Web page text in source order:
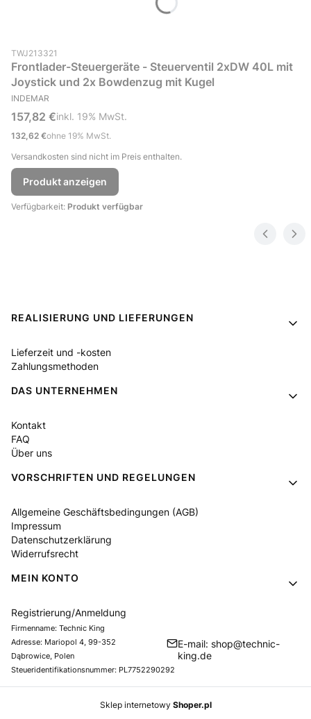
Produktcode (SKU)
TWJ213321
Frontlader-Steuergeräte - Steuerventil 2xDW 40L mit
Joystick und 2x Bowdenzug mit Kugel
HERSTELLER
INDEMAR
Bruttopreis
157,82 €inkl. %s MwSt.
inkl. 19% MwSt.
Nettopreis
132,62 €ohne 19% MwSt.
Versandkosten sind nicht im Preis enthalten.
Produkt anzeigen
Verfügbarkeit: Produkt verfügbar
Fußzeilenmenü
REALISIERUNG UND LIEFERUNGEN
Lieferzeit und -kosten
Zahlungsmethoden
DAS UNTERNEHMEN
Kontakt
FAQ
Über uns
VORSCHRIFTEN UND REGELUNGEN
Allgemeine Geschäftsbedingungen (AGB)
Impressum
Datenschutzerklärung
Widerrufsrecht
MEIN KONTO
Registrierung/Anmeldung
Firmenname: Technic King
Adresse: Mariopol 4, 99-352
Dąbrowice, Polen
Steueridentifikationsnummer: PL7752290292
E-mail: shop@technic-
king.de
Sklep internetowy Shoper.pl